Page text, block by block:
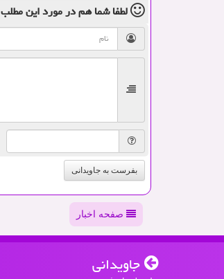
لطفا شما همدر مورد این مطلب
بفرست به جاویدانی
صفحه اخبار
جاویدانی